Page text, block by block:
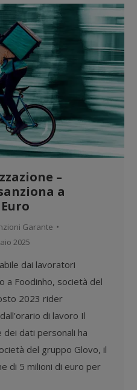
–
a
Garante
2025
dai lavoratori
a Foodinho, società del
2023 rider
di lavoro Il
dati personali ha
del gruppo Glovo, il
di 5 milioni di euro per